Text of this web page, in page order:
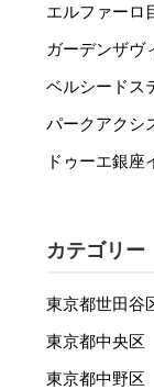
エルファーロ
ガーデンザヴ
ベルシードス
パークアクシ
ドゥーエ銀
カテゴリー
東京都世田谷
東京都中央区
東京都中野区